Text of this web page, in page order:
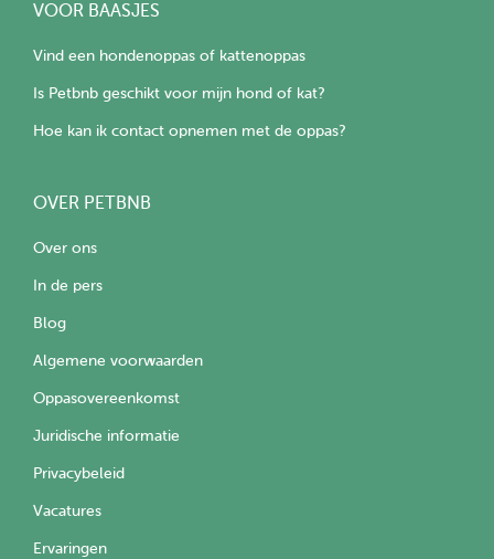
VOOR BAASJES
Vind een hondenoppas of kattenoppas
Is Petbnb geschikt voor mijn hond of kat?
Hoe kan ik contact opnemen met de oppas?
OVER PETBNB
Over ons
In de pers
Blog
Algemene voorwaarden
Oppasovereenkomst
Juridische informatie
Privacybeleid
Vacatures
Ervaringen